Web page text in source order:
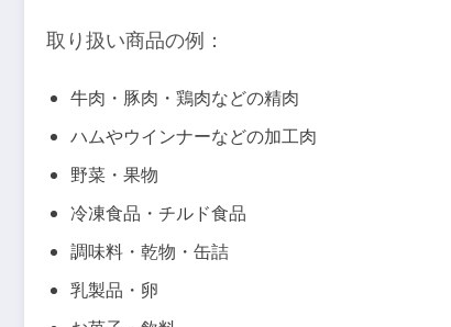
取り扱い商品の例：
牛肉・豚肉・鶏肉などの精肉
ハムやウインナーなどの加工肉
野菜・果物
冷凍食品・チルド食品
調味料・乾物・缶詰
乳製品・卵